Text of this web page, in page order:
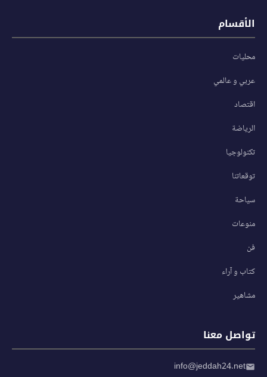
الأقسام
محليات
عربي و عالمي
اقتصاد
الرياضة
تكنولوجيا
توقعاتنا
سياحة
منوعات
فن
كتاب و آراء
مشاهير
تواصل معنا
info@jeddah24.net